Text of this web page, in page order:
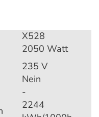
X528
2050 Watt
235 V
Nein
-
2244